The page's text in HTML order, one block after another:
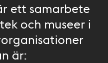
ett samarbete
och museer i
är: